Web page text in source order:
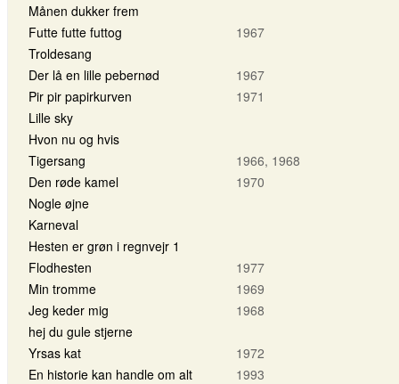
Månen dukker frem
Futte futte futtog
1967
Troldesang
Der lå en lille pebernød
1967
Pir pir papirkurven
1971
Lille sky
Hvon nu og hvis
Tigersang
1966, 1968
Den røde kamel
1970
Nogle øjne
Karneval
Hesten er grøn i regnvejr 1
Flodhesten
1977
Min tromme
1969
Jeg keder mig
1968
hej du gule stjerne
Yrsas kat
1972
En historie kan handle om alt
1993